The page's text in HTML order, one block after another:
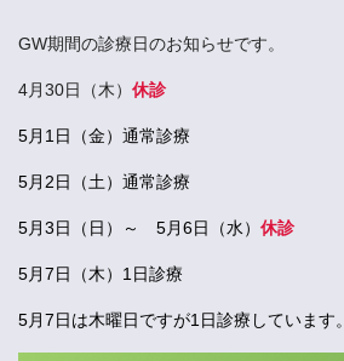
GW期間の診療日のお知らせです。
4月30日（木） 休診
5月1日（金）通常診療
5月2日（土）通常診療
5月3日（日）～ 5月6日（水） 休診
5月7日（木）1日診療
5月7日は木曜日ですが1日診療しています。